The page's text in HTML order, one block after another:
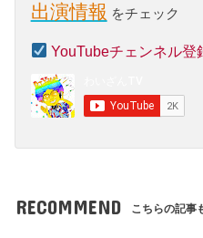
出演情報 をチェック
YouTubeチェンネル登
RECOMMEND こちらの記事